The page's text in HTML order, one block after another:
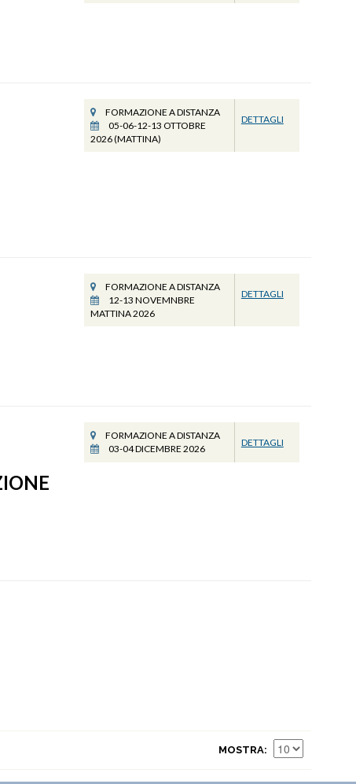
FORMAZIONE A DISTANZA
05-06-12-13 OTTOBRE
2026 (MATTINA)
DETTAGLI
FORMAZIONE A DISTANZA
12-13 NOVEMNBRE
MATTINA 2026
DETTAGLI
FORMAZIONE A DISTANZA
03-04 DICEMBRE 2026
DETTAGLI
MOSTRA